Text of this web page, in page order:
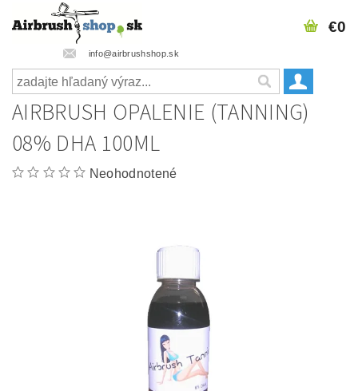
info@airbrushshop.sk
€0
AIRBRUSH OPALENIE (TANNING)
08% DHA 100ML
Neohodnotené